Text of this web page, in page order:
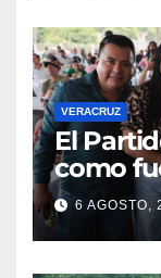
VERACRUZ
​El
como
la zona
6 AGOSTO,